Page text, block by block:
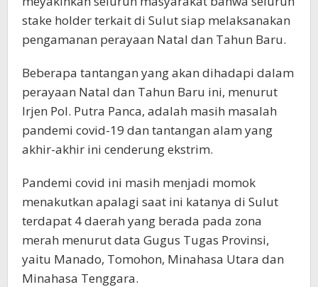
stake holder terkait di Sulut siap melaksanakan
pengamanan perayaan Natal dan Tahun Baru.
Beberapa tantangan yang akan dihadapi dalam
perayaan Natal dan Tahun Baru ini, menurut
Irjen Pol. Putra Panca, adalah masih masalah
pandemi covid-19 dan tantangan alam yang
akhir-akhir ini cenderung ekstrim.
Pandemi covid ini masih menjadi momok
menakutkan apalagi saat ini katanya di Sulut
terdapat 4 daerah yang berada pada zona
merah menurut data Gugus Tugas Provinsi,
yaitu Manado, Tomohon, Minahasa Utara dan
Minahasa Tenggara.